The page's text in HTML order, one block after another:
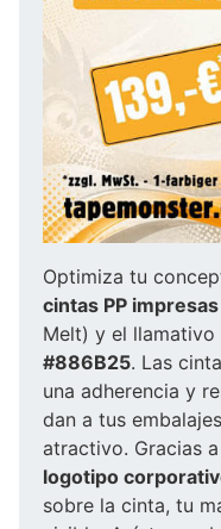
Optimiza tu
cintas PP
Melt) y el
#886B25. Las
una adherencia y
dan a tus
atractivo. Gracias
logotipo
sobre la cinta, tu